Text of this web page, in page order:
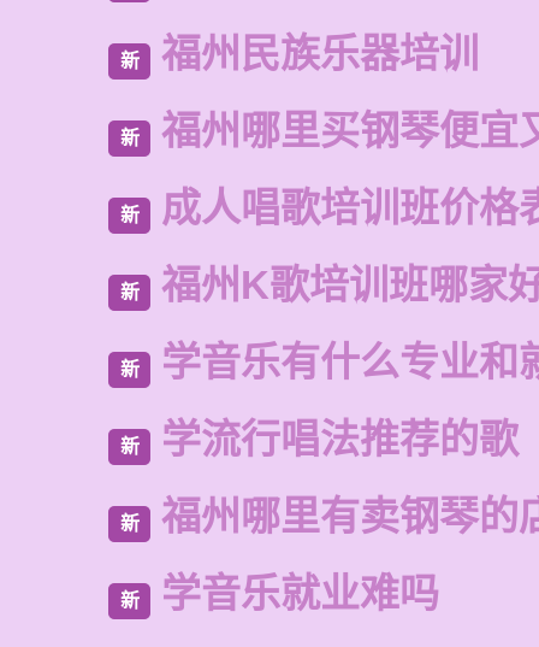
新 福州民族乐器培训
新 福州哪里买钢琴便宜
新 成人唱歌培训班价格
新 福州K歌培训班哪家
新 学音乐有什么专业和
新 学流行唱法推荐的歌
新 福州哪里有卖钢琴的
新 学音乐就业难吗